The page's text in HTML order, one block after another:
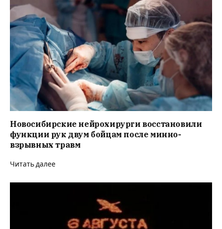
Новосибирские нейрохирурги восстановили
функции рук двум бойцам после минно-
взрывных травм
Читать далее